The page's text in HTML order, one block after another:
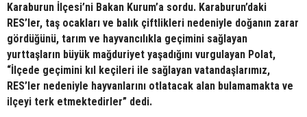
Karaburun İlçesi’ni Bakan Kurum’a sordu. Karaburun’daki
RES’ler, taş ocakları ve balık çiftlikleri nedeniyle doğanın zarar
gördüğünü, tarım ve hayvancılıkla geçimini sağlayan
yurttaşların büyük mağduriyet yaşadığını vurgulayan Polat,
“İlçede geçimini kıl keçileri ile sağlayan vatandaşlarımız,
RES’ler nedeniyle hayvanlarını otlatacak alan bulamamakta ve
ilçeyi terk etmektedirler” dedi.